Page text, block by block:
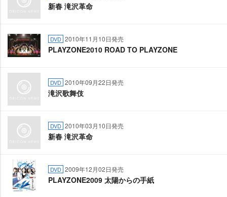
新春 滝沢革命
DVD 2010年11月10日発売
PLAYZONE2010 ROAD TO PLAYZONE
DVD 2010年09月22日発売
滝沢歌舞伎
DVD 2010年03月10日発売
新春 滝沢革命
DVD 2009年12月02日発売
PLAYZONE2009 太陽からの手紙